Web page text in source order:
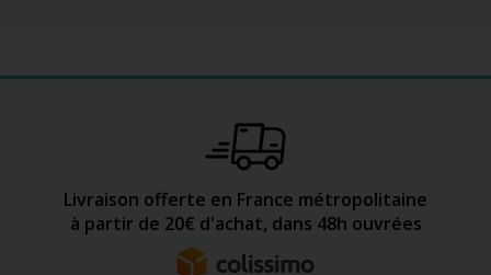
Livraison offerte en France métropolitaine
à partir de 20€ d'achat, dans 48h ouvrées